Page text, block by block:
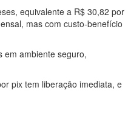
equivalente a R$ 30,82 por
mas com custo-benefício
em ambiente seguro,
pix tem liberação imediata, e